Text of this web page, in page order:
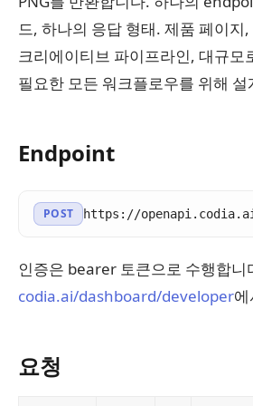
드, 하나의 응답 형태. 제품 페이지
크리에이티브 파이프라인, 대규모
필요한 모든 워크플로우를 위해
Endpoint
POST https://
인증은 bearer 토큰으로 수행합니
codia.ai/dashboard/developer
요청